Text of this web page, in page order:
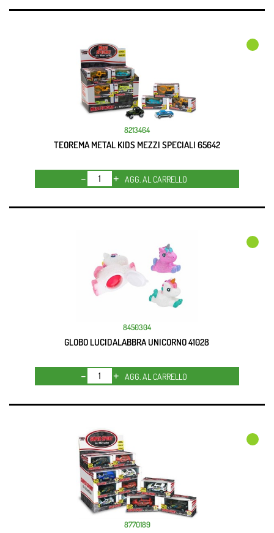
8213464
TEOREMA METAL KIDS MEZZI SPECIALI 65642
Quantità
AGG. AL CARRELLO
8450304
GLOBO LUCIDALABBRA UNICORNO 41028
Quantità
AGG. AL CARRELLO
8770189